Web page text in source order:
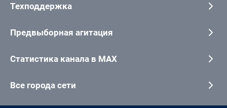
Техподдержка
Предвыборная агитация
Статистика канала в MAX
Все города сети